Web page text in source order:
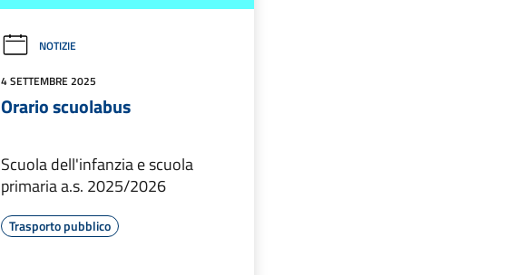
NOTIZIE
4 SETTEMBRE 2025
Orario scuolabus
Scuola dell'infanzia e scuola
primaria a.s. 2025/2026
Trasporto pubblico